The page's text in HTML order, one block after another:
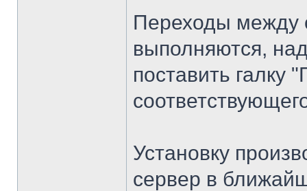
Переходы между
выполняются,
поставить галку
Установку
сервер в